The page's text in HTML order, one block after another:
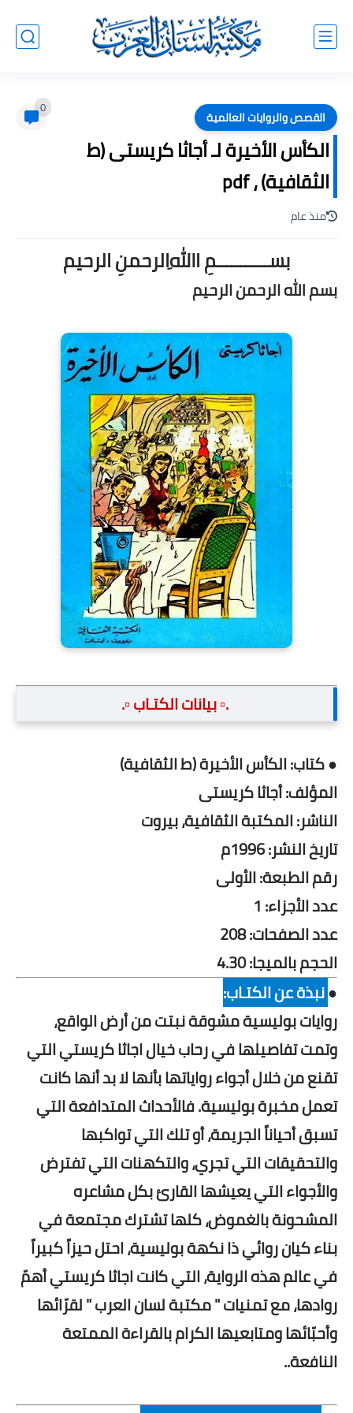
القصص والروايات العالمية 0
الكأس الأخيرة لـ أجاثا كريستى (ط
الثقافية) ، pdf
منذ عام
بســـــــــــمِ اﷲِالرحمنِ الرحيم
بسم الله الرحمن الرحيم
.▫️ بيانات الكتـاب ▫️.
● كتاب: الكأس الأخيرة (ط الثقافية)
المؤلف: أجاثا كريستى
الناشر: المكتبة الثقافية، بيروت
تاريخ النشر: 1996م
رقم الطبعة: الأولى
عدد الأجزاء: 1
عدد الصفحات: 208
الحجم بالميجا: 4.30
●نبذة عن الكتـاب:
روايات بوليسية مشوقة نبتت من أرض الواقع،
وتمت تفاصيلها في رحاب خيال اجاثا كريستي التي
تقنع من خلال أجواء رواياتها بأنها لا بد أنها كانت
تعمل مخبرة بوليسية. فالأحداث المتدافعة التي
تسبق أحياناً الجريمة، أو تلك التي تواكبها
والتحقيقات التي تجري، والتكهنات التي تفترض
والأجواء التي يعيشها القارئ بكل مشاعره
المشحونة بالغموض، كلها تشترك مجتمعة في
بناء كيان روائي ذا نكهة بوليسية، احتل حيزاً كبيراً
في عالم هذه الرواية، التي كانت اجاثا كريستي أهمّ
روادها، مع تمنيات " مكتبة لسان العرب " لقرّائها
وأحبّائها ومتابعيها الكرام بالقراءة الممتعة
النافعة..